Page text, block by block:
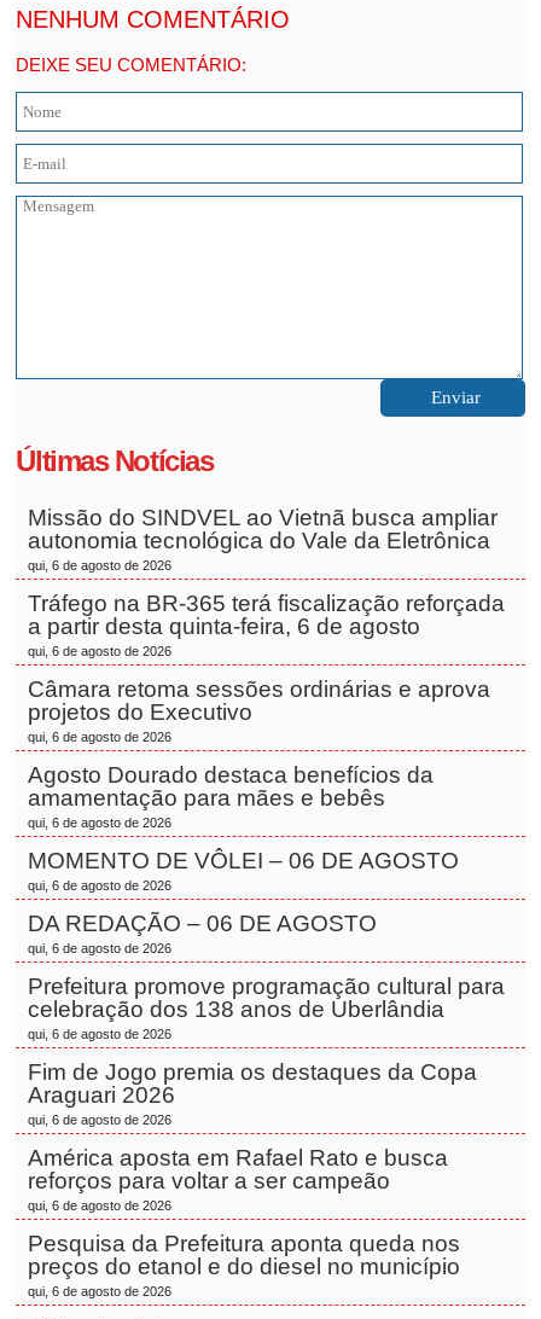
NENHUM COMENTÁRIO
DEIXE SEU COMENTÁRIO:
Últimas Notícias
Missão do SINDVEL ao Vietnã busca ampliar
autonomia tecnológica do Vale da Eletrônica
qui, 6 de agosto de 2026
Tráfego na BR-365 terá fiscalização reforçada
a partir desta quinta-feira, 6 de agosto
qui, 6 de agosto de 2026
Câmara retoma sessões ordinárias e aprova
projetos do Executivo
qui, 6 de agosto de 2026
Agosto Dourado destaca benefícios da
amamentação para mães e bebês
qui, 6 de agosto de 2026
MOMENTO DE VÔLEI – 06 DE AGOSTO
qui, 6 de agosto de 2026
DA REDAÇÃO – 06 DE AGOSTO
qui, 6 de agosto de 2026
Prefeitura promove programação cultural para
celebração dos 138 anos de Uberlândia
qui, 6 de agosto de 2026
Fim de Jogo premia os destaques da Copa
Araguari 2026
qui, 6 de agosto de 2026
América aposta em Rafael Rato e busca
reforços para voltar a ser campeão
qui, 6 de agosto de 2026
Pesquisa da Prefeitura aponta queda nos
preços do etanol e do diesel no município
qui, 6 de agosto de 2026